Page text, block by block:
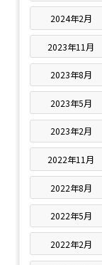
2024年2月
2023年11月
2023年8月
2023年5月
2023年2月
2022年11月
2022年8月
2022年5月
2022年2月